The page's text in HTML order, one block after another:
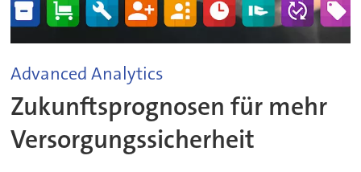
Advanced Analytics
Zukunftsprognosen für mehr
Versorgungssicherheit